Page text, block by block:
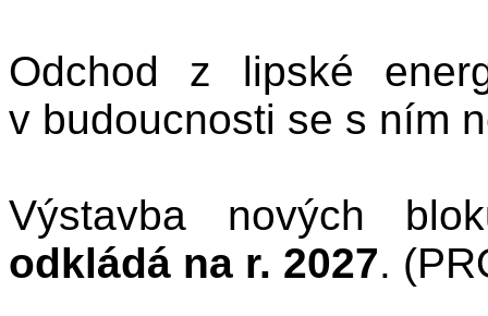
Odchod z lipské
v budoucnosti se s ním
Výstavba nových
odkládá na r. 2027.